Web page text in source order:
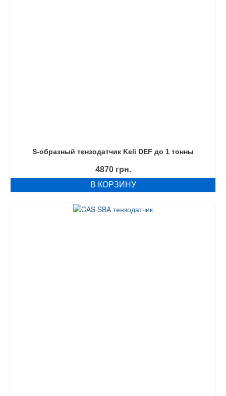
S-образный тензодатчик Keli DEF до 1 тонны
4870 грн.
В КОРЗИНУ